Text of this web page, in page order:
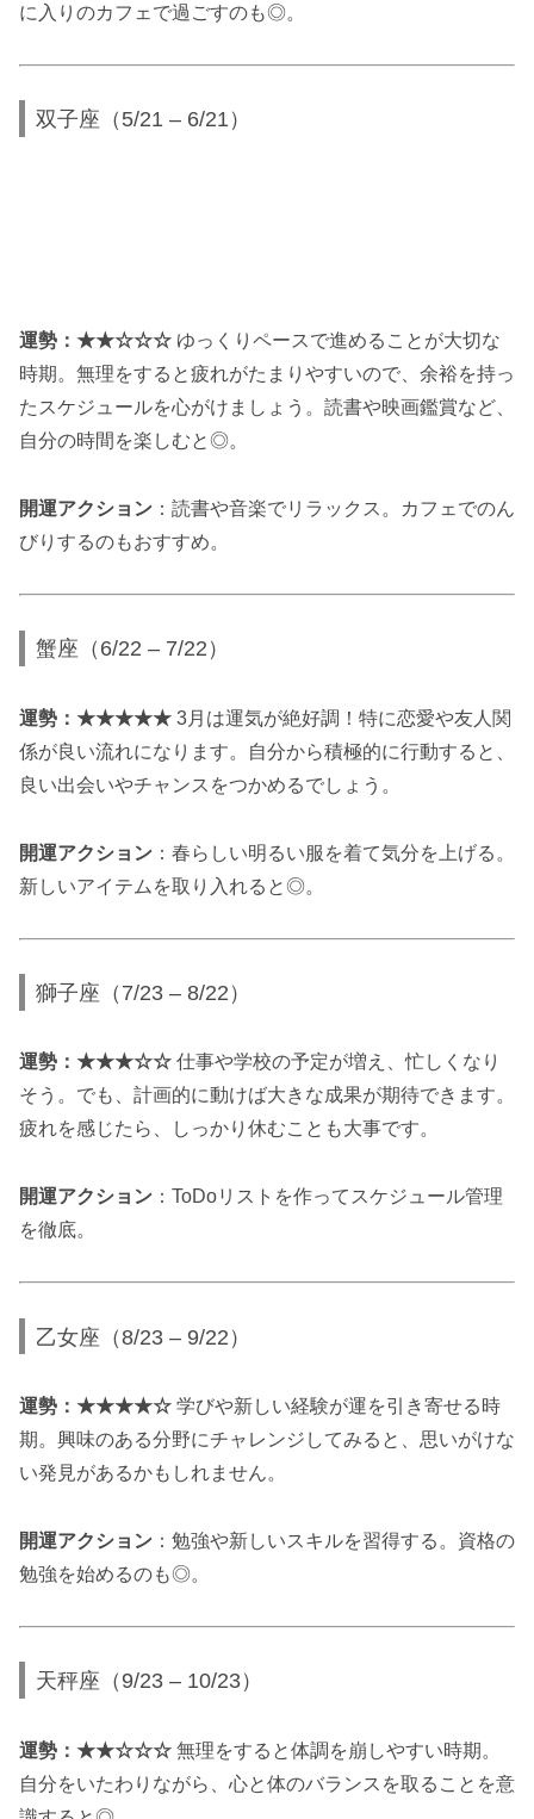
に入りのカフェで過ごすのも◎。
双子座（5/21 – 6/21）
運勢：★★☆☆☆ ゆっくりペースで進めることが大切な
時期。無理をすると疲れがたまりやすいので、余裕を持っ
たスケジュールを心がけましょう。読書や映画鑑賞など、
自分の時間を楽しむと◎。
開運アクション ：読書や音楽でリラックス。カフェでのん
びりするのもおすすめ。
蟹座（6/22 – 7/22）
運勢：★★★★★ 3月は運気が絶好調！特に恋愛や友人関
係が良い流れになります。自分から積極的に行動すると、
良い出会いやチャンスをつかめるでしょう。
開運アクション ：春らしい明るい服を着て気分を上げる。
新しいアイテムを取り入れると◎。
獅子座（7/23 – 8/22）
運勢：★★★☆☆ 仕事や学校の予定が増え、忙しくなり
そう。でも、計画的に動けば大きな成果が期待できます。
疲れを感じたら、しっかり休むことも大事です。
開運アクション ：ToDoリストを作ってスケジュール管理
を徹底。
乙女座（8/23 – 9/22）
運勢：★★★★☆ 学びや新しい経験が運を引き寄せる時
期。興味のある分野にチャレンジしてみると、思いがけな
い発見があるかもしれません。
開運アクション ：勉強や新しいスキルを習得する。資格の
勉強を始めるのも◎。
天秤座（9/23 – 10/23）
運勢：★★☆☆☆ 無理をすると体調を崩しやすい時期。
自分をいたわりながら、心と体のバランスを取ることを意